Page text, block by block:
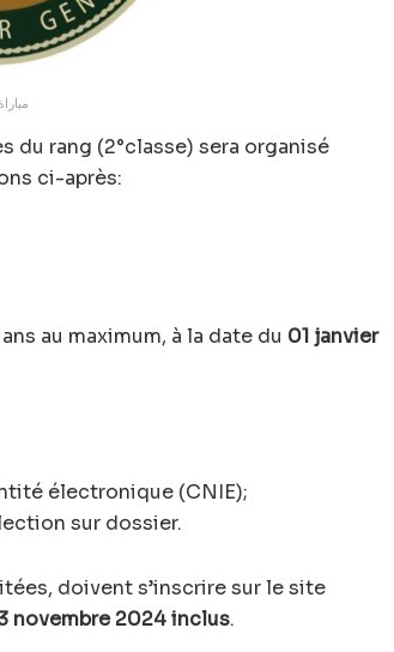
du rang (2°classe) sera organisé
ci-après:
au maximum, à la date du 01 janvier
électronique (CNIE);
sur dossier.
doivent s’inscrire sur le site
novembre 2024 inclus.